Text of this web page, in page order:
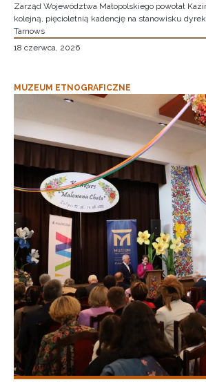
Zarząd Województwa Małopolskiego powołał
kolejną, pięcioletnią kadencję na stanowisku
Tarnows
18 czerwca, 2026
MUZEUM ETNOGRAFICZNE